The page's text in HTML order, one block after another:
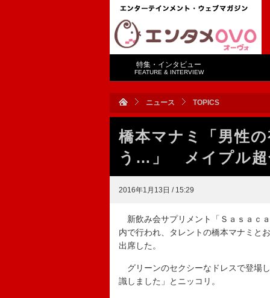
特集・インタビュー
FEATURE & INTERVIEW
ニュース TOPICS
橋本マナミ「男性
う…」 メイプル超
2016年1月13日 / 15:29
新飲み会サプリメント「Ｓａｓａｃ
内で行われ、タレントの橋本マナミと
出席した。
グリーンのセクシーなドレスで登場
識しました」とニッコリ。